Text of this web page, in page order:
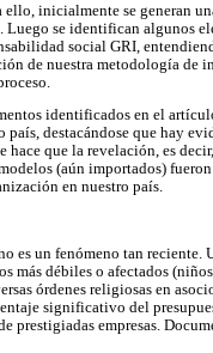
inicialmente se generan
se identifican algunos
social GRI,
de nuestra metodología de
identificados en el
destacándose que hay
que la revelación, es
(aún importados)
en nuestro país.
es un fenómeno tan
más débiles o afectados
órdenes religiosas en
significativo del
prestigiadas empresas.